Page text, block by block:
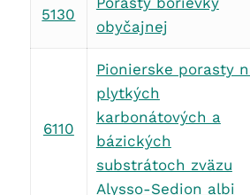
5130
obyčajnej
6110
Pionierske porasty
plytkých
karbonátových a
bázických
substrátoch zväzu
Alysso-Sedion albi